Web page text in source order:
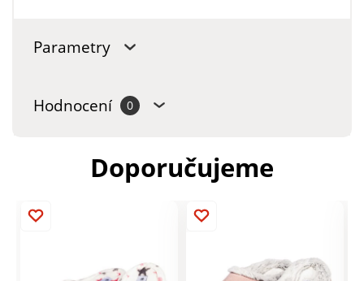
Parametry
Hodnocení 0
Doporučujeme